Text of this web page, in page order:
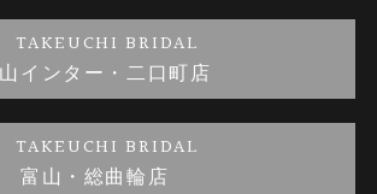
り婚約指輪プロポーズプラン
TAKEUCHI BRIDAL
インター・二口町店
TAKEUCHI BRIDAL
富山・総曲輪店